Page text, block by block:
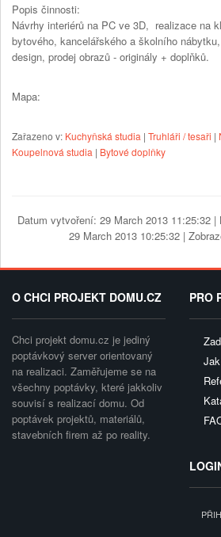
Popis činnosti:
Návrhy interiérů na PC ve 3D, realizace na
bytového, kancelářského a školního
design, prodej obrazů - originály + doplňků.
Mapa:
Zařazeno v: Kuchyňská studia | Truhláři / tesaři |
Koupelnová studia | Bytové doplňky
Datum vytvoření: 29 March 2013 11:25:32
29 March 2013 10:25:32 |
O CHCI PROJEKT DOMU.CZ
Chci projekt domu.cz je jediný
poptávkový server orientovaný
na realizaci. Zaměřujeme se na
všechny poptávky, které jakkoliv
souvisí s realizací domu. Od
poptávek projektů, materiálů,
stavebních firem až po reality.
PRO